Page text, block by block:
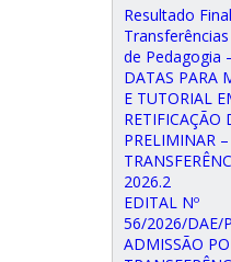
Resultado
de Pedagogia
DATAS PARA
E TUTORIAL
RETIFICAÇÃO
PRELIMINAR
2026.2
EDITAL Nº
56/2026/DAE/
ADMISSÃO